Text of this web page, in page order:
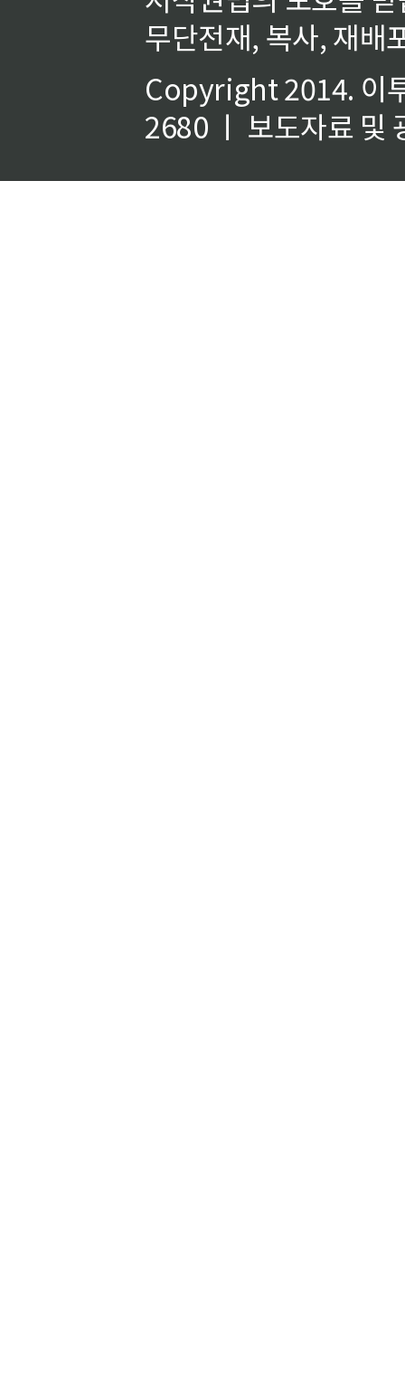
무단전재, 복사, 재배
Copyright 2014. 이
2680 ㅣ 보도자료